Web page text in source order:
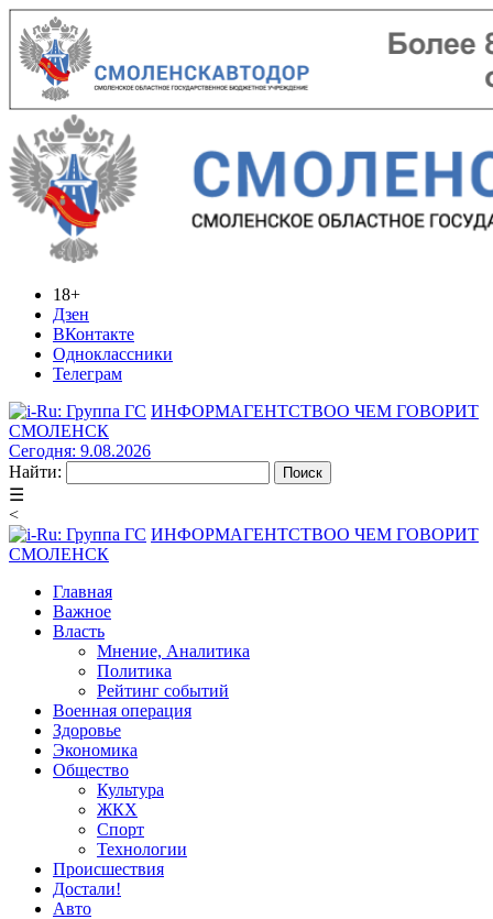
18+
Дзен
ВКонтакте
Одноклассники
Телеграм
ИНФОРМАГЕНТСТВОО ЧЕМ ГОВОРИТ
СМОЛЕНСК
Сегодня: 9.08.2026
Найти:
☰
<
ИНФОРМАГЕНТСТВОО ЧЕМ ГОВОРИТ
СМОЛЕНСК
Главная
Важное
Власть
Мнение, Аналитика
Политика
Рейтинг событий
Военная операция
Здоровье
Экономика
Общество
Культура
ЖКХ
Спорт
Технологии
Происшествия
Достали!
Авто